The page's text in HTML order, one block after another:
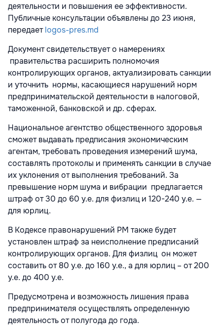
деятельности и повышения ее эффективности.
Публичные консультации объявлены до 23 июня,
передаетlogos-pres.md
Документ свидетельствует о намерениях
правительства расширить полномочия
контролирующих органов, актуализировать санкции
и уточнить нормы, касающиеся нарушений норм
предпринимательской деятельности в налоговой,
таможенной, банковской и др. сферах.
Национальное агентство общественного здоровья
сможет выдавать предписания экономическим
агентам, требовать проведения измерений шума,
составлять протоколы и применять санкции в случае
их уклонения от выполнения требований. За
превышение норм шума и вибрации предлагается
штраф от 30 до 60 у.е. для физлиц и 120-240 у.е. —
для юрлиц.
В Кодексе правонарушений РМ также будет
установлен штраф за неисполнение предписаний
контролирующих органов. Для физлиц он может
составить от 80 у.е. до 160 у.е., а для юрлиц – от 200
у.е. до 400 у.е.
Предусмотрена и возможность лишения права
предпринимателя осуществлять определенную
деятельность от полугода до года.